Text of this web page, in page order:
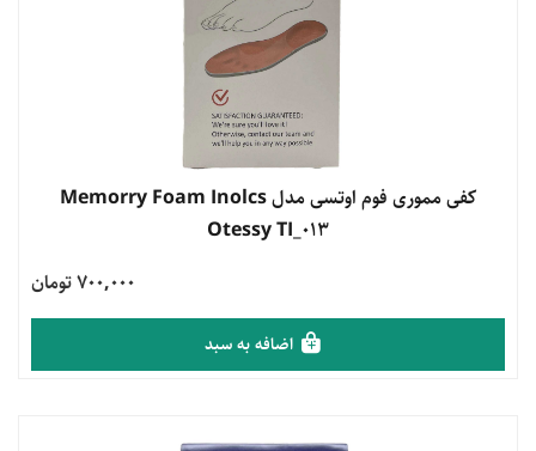
مشاهده محصول
کفی مموری فوم اوتسی مدل Memorry Foam Inolcs
Otessy TI_013
700,000 تومان
اضافه به سبد